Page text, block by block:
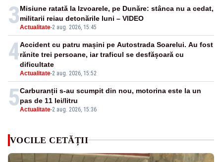
3Actualitate-2 aug. 2026, 15:45
Misiune ratată la Izvoarele, pe Dunăre: stânca nu a cedat,
militarii reiau detonările luni – VIDEO
4
Actualitate-2 aug. 2026, 15:52
Accident cu patru mașini pe Autostrada Soarelui. Au fost
rănite trei persoane, iar traficul se desfășoară cu
dificultate
5Actualitate-2 aug. 2026, 15:36
Carburanții s-au scumpit din nou, motorina este la un
pas de 11 lei/litru
VOCILE CETĂȚII